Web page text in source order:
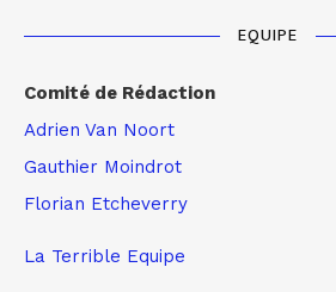
EQUIPE
Comité de Rédaction
Adrien Van Noort
Gauthier Moindrot
Florian Etcheverry
La Terrible Equipe